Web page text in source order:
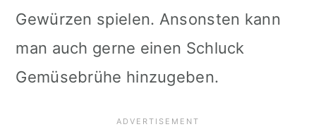
Gewürzen spielen. Ansonsten kann
man auch gerne einen Schluck
Gemüsebrühe hinzugeben.